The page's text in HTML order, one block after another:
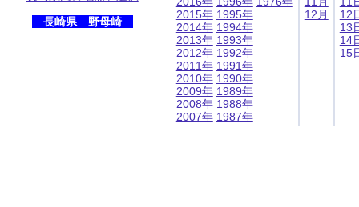
長崎県 野母崎
2015年
2014年
2013年
2012年
2011年
2010年
2009年
2008年
2007年
1995年
1994年
1993年
1992年
1991年
1990年
1989年
1988年
1987年
12月
12
13
14
15